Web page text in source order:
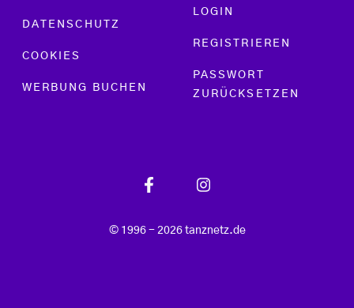
DATENSCHUTZ
COOKIES
WERBUNG BUCHEN
LOGIN
REGISTRIEREN
PASSWORT
ZURÜCKSETZEN
© 1996 - 2026 tanznetz.de